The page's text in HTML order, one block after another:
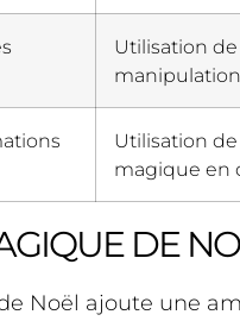
Utilisation
Utilisation
magique en
DE
Noël ajoute une